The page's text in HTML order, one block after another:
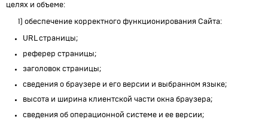
целях и объеме:
1) обеспечение корректного функционирования Сайта:
URL страницы;
реферер страницы;
заголовок страницы;
сведения о браузере и его версии и выбранном языке;
высота и ширина клиентской части окна браузера;
сведения об операционной системе и ее версии;